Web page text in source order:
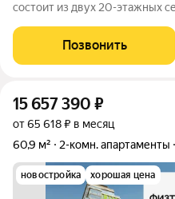
состоит из двух 20-этажных
панорамным остеклением. В
подземный паркинг и
Позвонить
15 657 390 ₽
от 65 618 ₽ в месяц
60,9 м²
2-комн. апартаменты
новостройка хорошая цена